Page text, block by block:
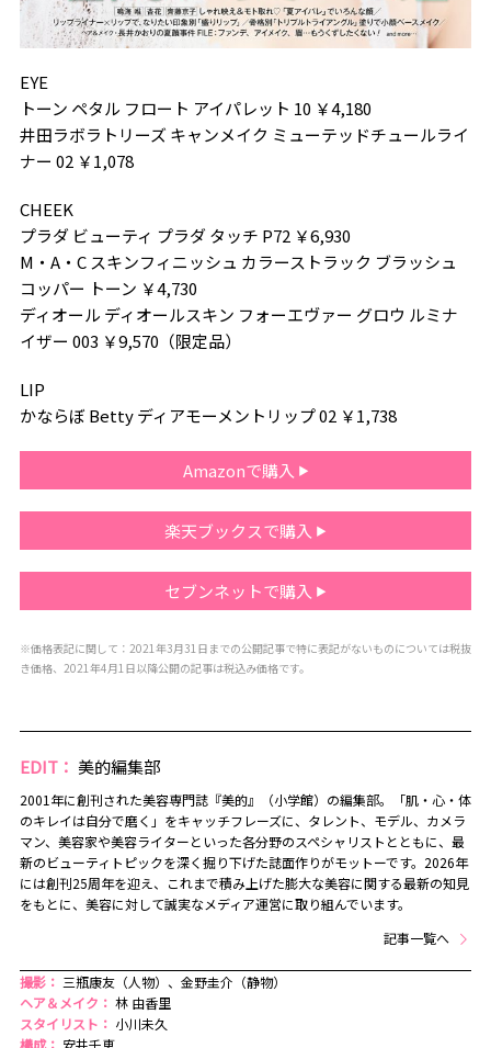
EYE
トーン ペタル フロート アイパレット 10 ￥4,180
井田ラボラトリーズ キャンメイク ミューテッドチュールライ
ナー 02 ￥1,078
CHEEK
プラダ ビューティ プラダ タッチ P72 ￥6,930
M・A・C スキンフィニッシュ カラーストラック ブラッシュ
コッパー トーン ￥4,730
ディオール ディオールスキン フォーエヴァー グロウ ルミナ
イザー 003 ￥9,570（限定品）
LIP
かならぼ Betty ディアモーメントリップ 02 ￥1,738
Amazonで購入
楽天ブックスで購入
セブンネットで購入
※価格表記に関して：2021年3月31日までの公開記事で特に表記がないものについては税抜
き価格、2021年4月1日以降公開の記事は税込み価格です。
EDIT： 美的編集部
2001年に創刊された美容専門誌『美的』（小学館）の編集部。「肌・心・体
のキレイは自分で磨く」をキャッチフレーズに、タレント、モデル、カメラ
マン、美容家や美容ライターといった各分野のスペシャリストとともに、最
新のビューティトピックを深く掘り下げた誌面作りがモットーです。2026年
には創刊25周年を迎え、これまで積み上げた膨大な美容に関する最新の知見
をもとに、美容に対して誠実なメディア運営に取り組んでいます。
記事一覧へ
撮影： 三瓶康友（人物）、金野圭介（静物）
ヘア＆メイク： 林 由香里
スタイリスト： 小川未久